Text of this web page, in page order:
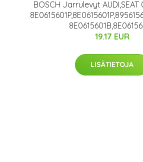
BOSCH Jarrulevyt AUDI,SEAT
19.17 EUR
LISÄTIETOJA